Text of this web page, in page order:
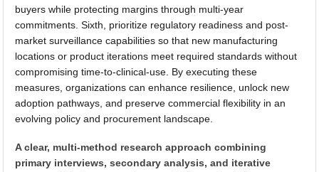
buyers while protecting margins through multi-year
commitments. Sixth, prioritize regulatory readiness and post-
market surveillance capabilities so that new manufacturing
locations or product iterations meet required standards without
compromising time-to-clinical-use. By executing these
measures, organizations can enhance resilience, unlock new
adoption pathways, and preserve commercial flexibility in an
evolving policy and procurement landscape.
A clear, multi-method research approach combining
primary interviews, secondary analysis, and iterative